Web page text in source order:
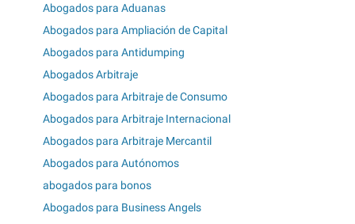
Abogados para Aduanas
Abogados para Ampliación de Capital
Abogados para Antidumping
Abogados Arbitraje
Abogados para Arbitraje de Consumo
Abogados para Arbitraje Internacional
Abogados para Arbitraje Mercantil
Abogados para Autónomos
abogados para bonos
Abogados para Business Angels